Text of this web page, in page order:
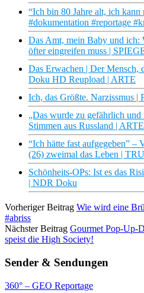
“Ich bin 80 Jahre alt, ich
#dokumentation #reportage
Das Amt, mein Baby und ich:
öfter eingreifen muss |
Das Erwachen | Der Mensch,
Doku HD Reupload | ARTE
Ich, das Größte. Narzissmus |
„Das wurde zu gefährlich
Stimmen aus Russland |
“Ich hätte fast aufgegeben” –
(26) zweimal das Leben |
Schönheits-OPs: Ist es das
| NDR Doku
Vorheriger Beitrag Wie wird eine
#abriss
Nächster Beitrag Gourmet Pop-Up-
speist die High Society!
Sender & Sendungen
360° – GEO Reportage